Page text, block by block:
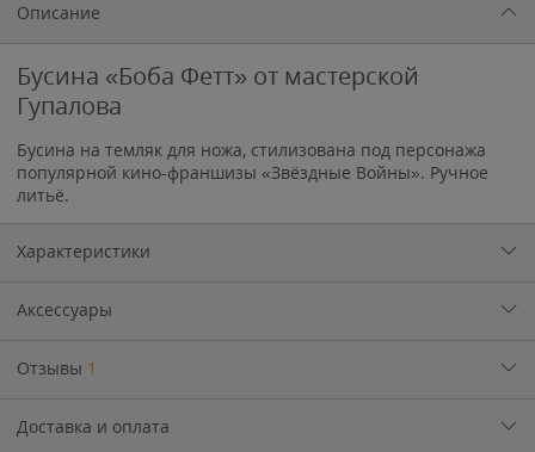
Описание
Бусина «Боба Фетт» от мастерской
Гупалова
Бусина на темляк для ножа, стилизована под персонажа
популярной кино-франшизы «Звёздные Войны». Ручное
литьё.
Характеристики
Аксессуары
Отзывы 1
Доставка и оплата